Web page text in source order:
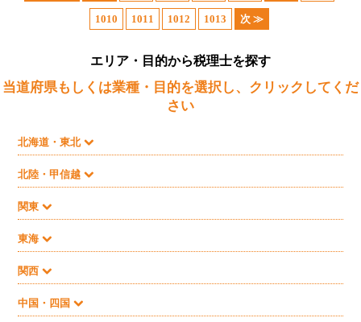
1010 1011 1012 1013 次 ≫
エリア・目的から税理士を探す
当道府県もしくは業種・目的を選択し、クリックしてくだ
さい
北海道・東北
北陸・甲信越
関東
東海
関西
中国・四国